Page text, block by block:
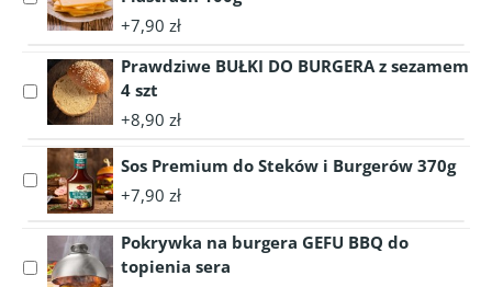
Dripping
320g
accessory
Mild
White
Ser
w
Plastrach
+7,90 zł
Select
accessory
BUŁKI
DO
BURGERA
sezamem
Prawdziwe BUŁKI DO BURGERA z sezamem
4 szt
+8,90 zł
Select
accessory
Premium
do
Sos Premium do Steków i Burgerów 370g
+7,90 zł
Select
Pokrywka na burgera GEFU BBQ do
topienia sera